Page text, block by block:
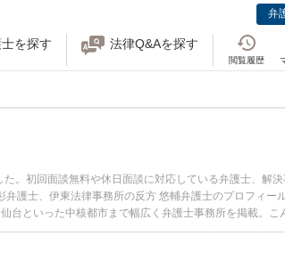
弁
を探す 法律Q&Aを探す
閲覧履歴
。初回面談無料や休日面談に対応している弁護士、解
護士、伊東法律事務所の反方 悠輔弁護士のプロフィー
台といった中核都市まで幅広く弁護士事務所を掲載。こ
今すぐに弁護士に相談したい』『借金返済の相談・交渉
名古屋市内の弁護士に相談予約したい』などでお困りの